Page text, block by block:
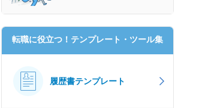
転職に役立つ！テンプレート・ツール集
履歴書テンプレート